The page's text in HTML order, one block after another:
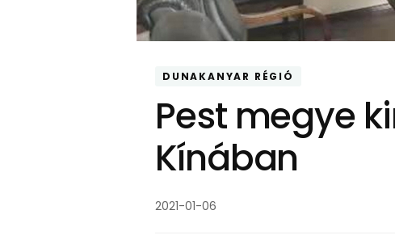
DUNAKANYAR RÉGIÓ
Pest megye
Kínában
2021-01-06